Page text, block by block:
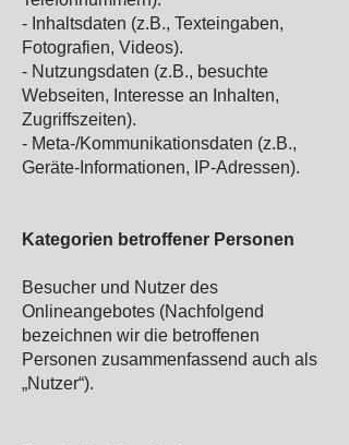
- Inhaltsdaten (z.B., Texteingaben,
Fotografien, Videos).
- Nutzungsdaten (z.B., besuchte
Webseiten, Interesse an Inhalten,
Zugriffszeiten).
- Meta-/Kommunikationsdaten (z.B.,
Geräte-Informationen, IP-Adressen).
Kategorien betroffener Personen
Besucher und Nutzer des
Onlineangebotes (Nachfolgend
bezeichnen wir die betroffenen
Personen zusammenfassend auch als
„Nutzer“).